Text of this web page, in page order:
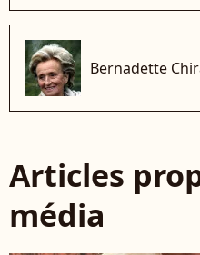
Bernadette
Articles
média